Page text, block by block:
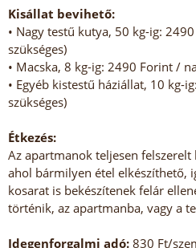
Kisállat bevihető:
• Nagy testű kutya, 50 kg-ig:
szükséges)
• Macska, 8 kg-ig: 2490 Forint /
• Egyéb kistestű háziállat, 10 kg-
szükséges)
Étkezés:
Az apartmanok teljesen
ahol bármilyen étel elkészíthető,
kosarat is bekészítenek felár
történik, az apartmanba, vagy a
Idegenforgalmi adó: 830 Ft/